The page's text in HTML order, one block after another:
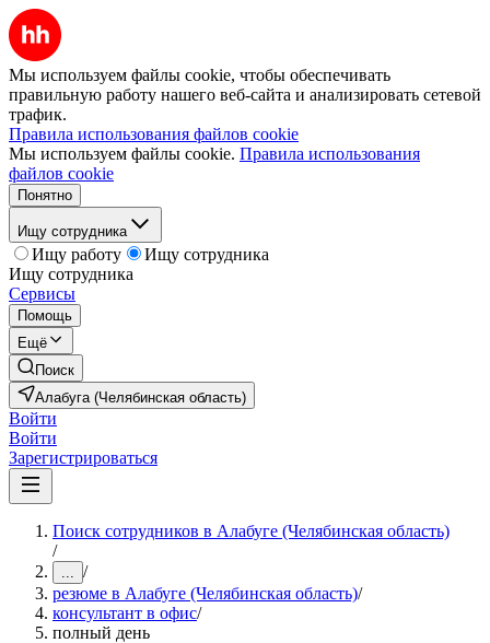
Мы используем файлы cookie, чтобы обеспечивать
правильную работу нашего веб-сайта и анализировать сетевой
трафик.
Правила использования файлов cookie
Мы используем файлы cookie. Правила использования
файлов cookie
Понятно
Ищу сотрудника
Ищу работу
Ищу сотрудника
Ищу сотрудника
Сервисы
Помощь
Ещё
Поиск
Алабуга (Челябинская область)
Войти
Войти
Зарегистрироваться
Поиск сотрудников в Алабуге (Челябинская область)
/
... /
резюме в Алабуге (Челябинская область)/
консультант в офис/
полный день